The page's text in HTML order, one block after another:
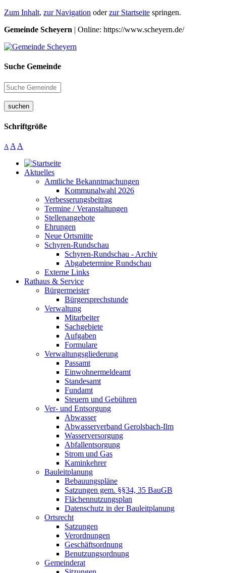
Zum Inhalt, zur Navigation oderzur Startseite springen.
Gemeinde Scheyern | Online: https://www.scheyern.de/
Suche Gemeinde
suchen
Schriftgröße
A A A
Aktuelles
Amtliche Bekanntmachungen
Kommunalwahl 2026
Verbesserungsbeitrag
Termine / Veranstaltungen
Stellenangebote
Ehrungen
Neue Ortsmitte
Schyren-Rundschau
Schyren-Rundschau - Archiv
Abgabetermine Rundschau
Externe Links
Rathaus & Service
Bürgermeister
Bürgersprechstunde
Verwaltung
Mitarbeiter
Sachgebiete
Aufgaben
Formulare
Verwaltungsgliederung
Passamt
Einwohnermeldeamt
Standesamt
Fundamt
Steuern und Gebühren
Ver- und Entsorgung
Abwasser
Abwasserverband Gerolsbach-Ilm
Wasserversorgung
Abfallentsorgung
Strom und Gas
Kaminkehrer
Bauleitplanung
Bebauungspläne
Satzungen gem. §§34, 35 BauGB
Flächennutzungsplan
Datenschutz in der Bauleitplanung
Ortsrecht
Satzungen
Verordnungen
Geschäftsordnung
Benutzungsordnung
Gemeinderat